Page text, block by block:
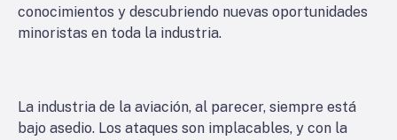
conocimientos y descubriendo nuevas oportunidades
minoristas en toda la industria.
La industria de la aviación, al parecer, siempre está
bajo asedio. Los ataques son implacables, y con la